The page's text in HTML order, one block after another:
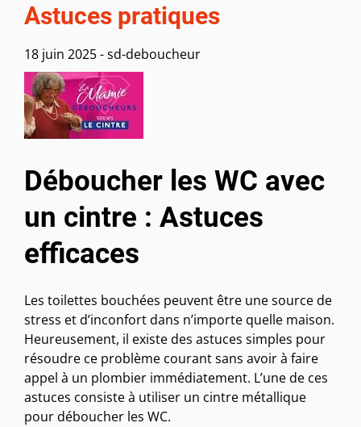
Astuces pratiques
18 juin 2025-sd-deboucheur
Déboucher les WC avec
un cintre : Astuces
efficaces
Les toilettes bouchées peuvent être une source de
stress et d’inconfort dans n’importe quelle maison.
Heureusement, il existe des astuces simples pour
résoudre ce problème courant sans avoir à faire
appel à un plombier immédiatement. L’une de ces
astuces consiste à utiliser un cintre métallique
pour déboucher les WC.